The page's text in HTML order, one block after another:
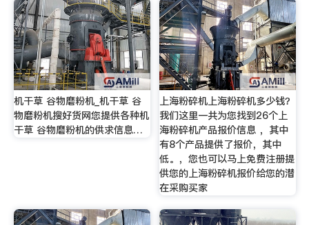
机干草 谷物磨粉机_机干草 谷
物磨粉机搜好货网您提供各种机
干草 谷物磨粉机的供求信息…
上海粉碎机上海粉碎机多少钱？
我们这里一共为您找到26个上
海粉碎机产品报价信息 ，其中
有8个产品提供了报价，其中
低。，您也可以马上免费注册提
供您的上海粉碎机报价给您的潜
在采购买家